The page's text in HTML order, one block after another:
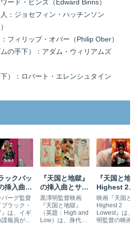
ード・ビンズ（Edward Binns）
：ジョセフィン・ハッチンソン
フィリップ・オバー（Philip Ober）
の手下）：アダム・ウィリアムズ
）：ロバート・エレンシュタイン
ックバッ
挿入曲と
ラ
バーグ監督
ラック・
』は、イギ
諜報員が妻
『天国と地獄』
の挿入曲とサン
トラ
黒澤明監督映画
『天国と地獄』
（英題：High and
Low）は、身代金
『天国と地獄
Highest 2
Lowest』の
入曲（14曲
サントラ
映画『天国と
Highest 2
Lowest』は、
明監督の映画